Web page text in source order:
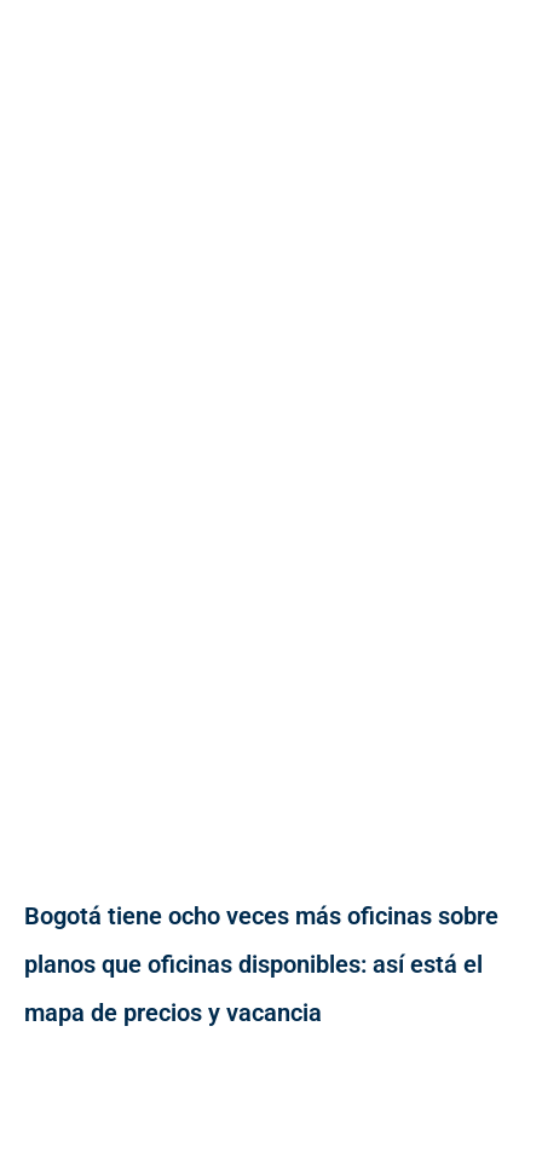
Bogotá tiene ocho veces más oficinas sobre
planos que oficinas disponibles: así está el
mapa de precios y vacancia